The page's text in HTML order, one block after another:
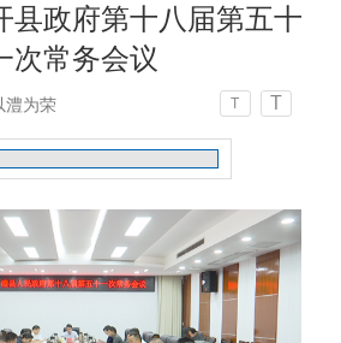
县政府第十八届第五十
次常务会议
澧为荣 T T